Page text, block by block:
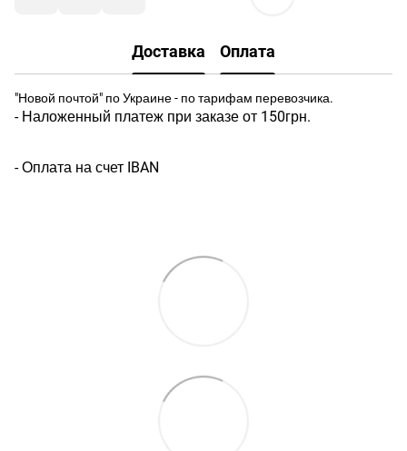
Доставка Оплата
"Новой почтой" по Украине - по тарифам перевозчика.
- Наложенный платеж при заказе от 150грн.
- Оплата на счет IBAN